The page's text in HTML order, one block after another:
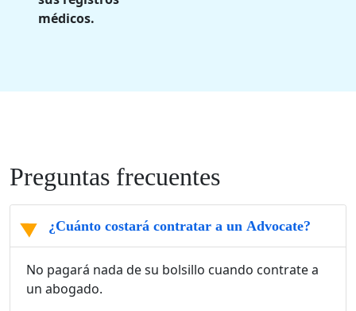
médicos.
Preguntas frecuentes
¿Cuánto costará contratar a un Advocate?
No pagará nada de su bolsillo cuando contrate a
un abogado.